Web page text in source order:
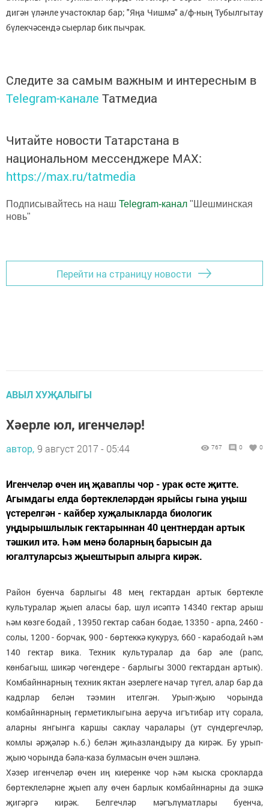
дигән үләнле участоклар бар; "Яңа Чишмә" а/ф-ның Тубылгытау
бүлекчәсендә сыерлар бик пычрак.
Следите за самым важным и интересным в
Telegram-канале Татмедиа
Читайте новости Татарстана в
национальном мессенджере MАХ:
https://max.ru/tatmedia
Подписывайтесь на наш Telegram-канал "Шешминская
новь"
Перейти на страницу новости
АВЫЛ ХУҖАЛЫГЫ
Хәерле юл, игенчеләр!
автор, 9 август 2017 - 05:44 767 0 0
Игенчеләр өчен иң җаваплы чор - урак өсте җитте.
Агымдагы елда бөртеклеләрдән ярыйсы гына уңыш
үстерелгән - кайбер хуҗалыкларда биологик
уңдырышлылык гектарыннан 40 центнердан артык
тәшкил итә. Һәм менә боларның барысын да
югалтуларсыз җыештырып алырга кирәк.
Район буенча барлыгы 48 мең гектардан артык бөртекле
культуралар җыеп аласы бар, шул исәптә 14340 гектар арыш
һәм көзге бодай , 13950 гектар сабан бодае, 13350 - арпа, 2460 -
солы, 1200 - борчак, 900 - бөртеккә кукуруз, 660 - карабодай һәм
140 гектар вика. Техник культуралар да бар әле (рапс,
көнбагыш, шикәр чөгендере - барлыгы 3000 гектардан артык).
Комбайннарның техник яктан әзерлеге начар түгел, алар бар да
кадрлар белән тәэмин ителгән. Урып-җыю чорында
комбайннарның герметиклыгына аеруча игътибар итү сорала,
аларны янгынга каршы саклау чаралары (ут сүндергечләр,
комлы әрҗәләр һ.б.) белән җиһазландыру да кирәк. Бу урып-
җыю чорында бәла-каза булмасын өчен эшләнә.
Хәзер игенчеләр өчен иң киеренке чор һәм кыска срокларда
бөртеклеләрне җыеп алу өчен барлык комбайннарны да эшкә
җигәргә кирәк. Белгечләр мәгълүматлары буенча,